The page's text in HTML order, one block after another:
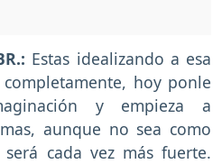
Estas idealizando a esa
hoy ponle
y empieza a
aunque no sea como
cada vez más fuerte.